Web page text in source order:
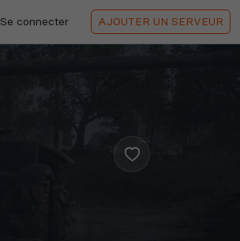
Se connecter AJOUTER UN SERVEUR